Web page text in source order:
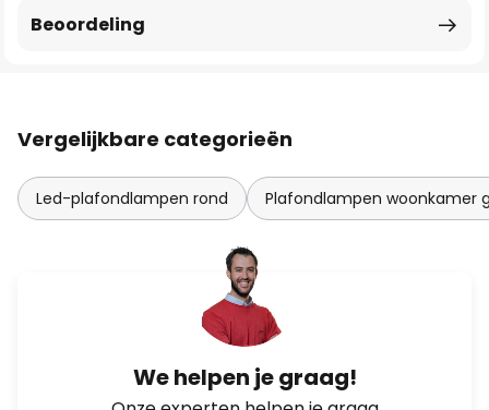
Beoordeling
Vergelijkbare categorieën
Led-plafondlampen rond Plafondlampen woonkamer
We helpen je graag!